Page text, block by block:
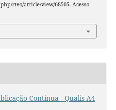
rteo/article/view/68505. Acesso
Contínua - Qualis A4